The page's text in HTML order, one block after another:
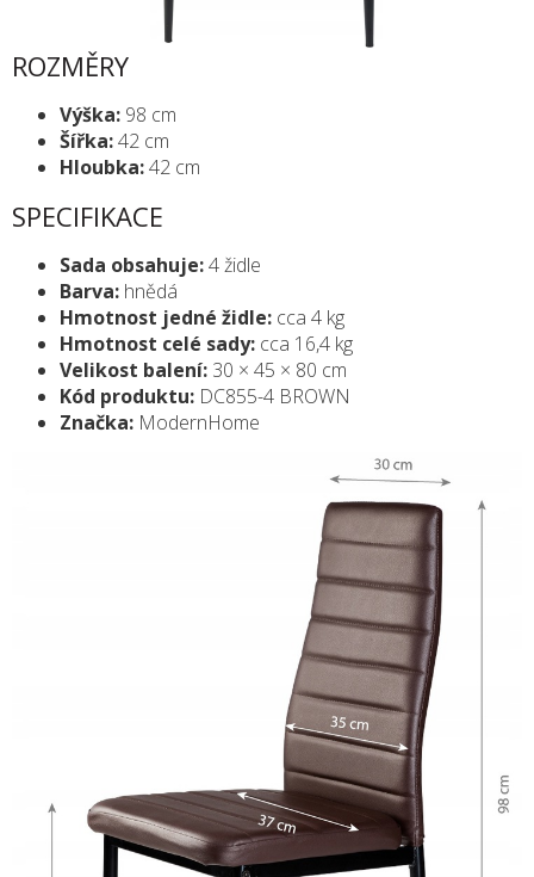
ROZMĚRY
Výška: 98 cm
Šířka:42 cm
Hloubka:42 cm
SPECIFIKACE
Sada obsahuje:4 židle
Barva: hnědá
Hmotnost jedné židle: cca 4 kg
Hmotnost celé sady: cca 16,4 kg
Velikost balení: 30 × 45 × 80 cm
Kód produktu: DC855-4 BROWN
Značka: ModernHome